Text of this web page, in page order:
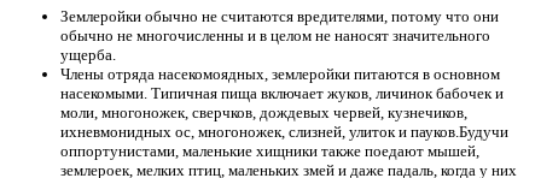
Землеройки обычно не считаются вредителями, потому что они
обычно не многочисленны и в целом не наносят значительного
ущерба.
Члены отряда насекомоядных, землеройки питаются в основном
насекомыми. Типичная пища включает жуков, личинок бабочек и
моли, многоножек, сверчков, дождевых червей, кузнечиков,
ихневмонидных ос, многоножек, слизней, улиток и пауков.Будучи
оппортунистами, маленькие хищники также поедают мышей,
землероек, мелких птиц, маленьких змей и даже падаль, когда у них